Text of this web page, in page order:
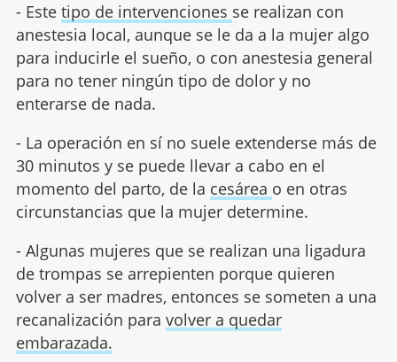
- Este tipo de intervenciones se realizan con
anestesia local, aunque se le da a la mujer algo
para inducirle el sueño, o con anestesia general
para no tener ningún tipo de dolor y no
enterarse de nada.
- La operación en sí no suele extenderse más de
30 minutos y se puede llevar a cabo en el
momento del parto, de la cesárea o en otras
circunstancias que la mujer determine.
- Algunas mujeres que se realizan una ligadura
de trompas se arrepienten porque quieren
volver a ser madres, entonces se someten a una
recanalización para volver a quedar
embarazada.